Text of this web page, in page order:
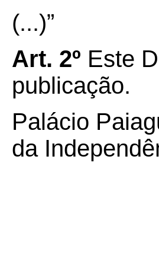
(...)”
Art. 2º Este
publicação.
Palácio
da